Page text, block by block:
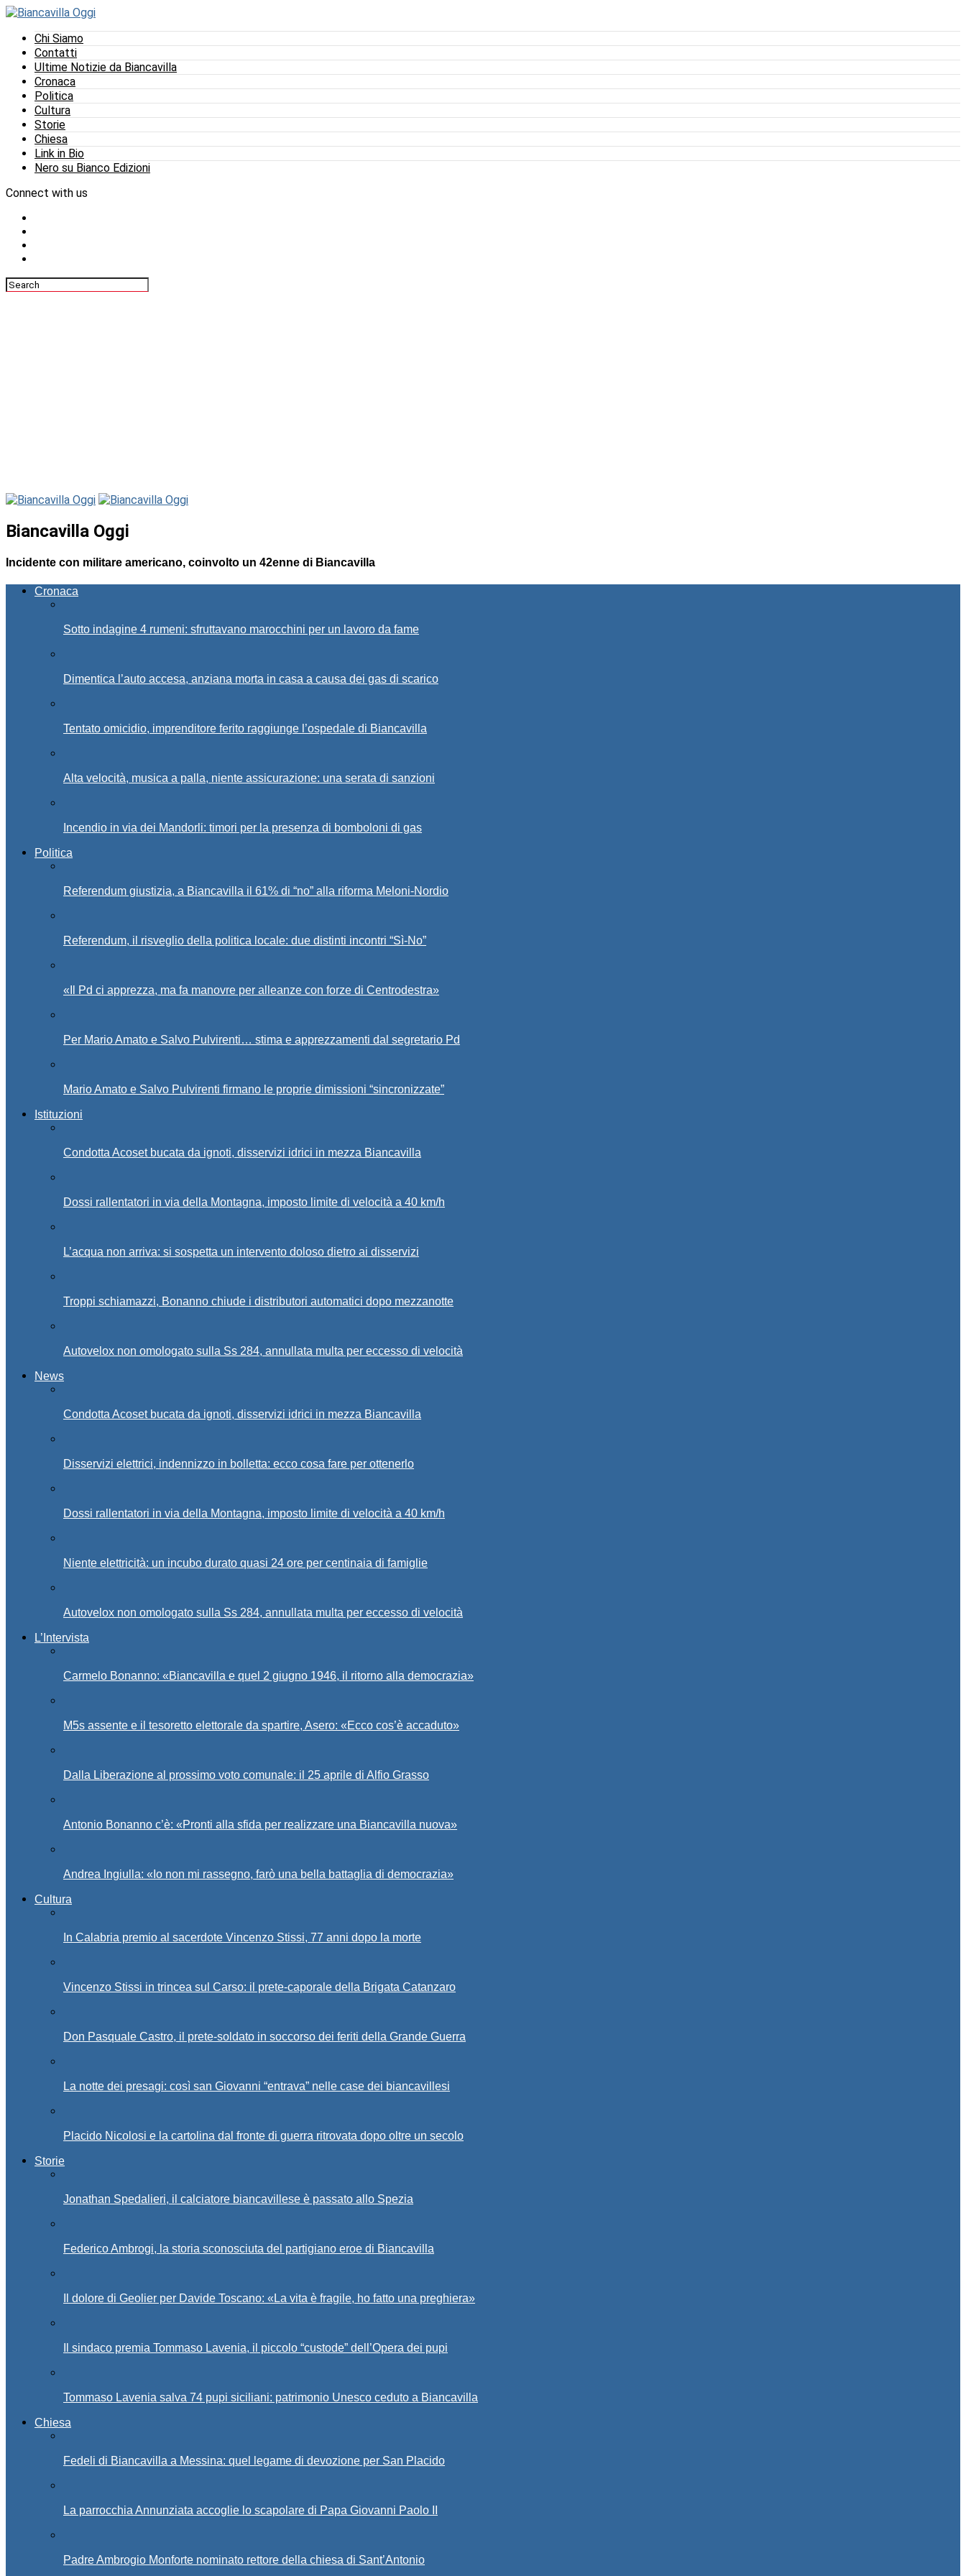
Chi Siamo
Contatti
Ultime Notizie da Biancavilla
Cronaca
Politica
Cultura
Storie
Chiesa
Link in Bio
Nero su Bianco Edizioni
Connect with us
Biancavilla Oggi
Incidente con militare americano, coinvolto un 42enne di Biancavilla
Cronaca
Sotto indagine 4 rumeni: sfruttavano marocchini per un lavoro da fame
Dimentica l’auto accesa, anziana morta in casa a causa dei gas di scarico
Tentato omicidio, imprenditore ferito raggiunge l’ospedale di Biancavilla
Alta velocità, musica a palla, niente assicurazione: una serata di sanzioni
Incendio in via dei Mandorli: timori per la presenza di bomboloni di gas
Politica
Referendum giustizia, a Biancavilla il 61% di “no” alla riforma Meloni-Nordio
Referendum, il risveglio della politica locale: due distinti incontri “Sì-No”
«Il Pd ci apprezza, ma fa manovre per alleanze con forze di Centrodestra»
Per Mario Amato e Salvo Pulvirenti… stima e apprezzamenti dal segretario Pd
Mario Amato e Salvo Pulvirenti firmano le proprie dimissioni “sincronizzate”
Istituzioni
Condotta Acoset bucata da ignoti, disservizi idrici in mezza Biancavilla
Dossi rallentatori in via della Montagna, imposto limite di velocità a 40 km/h
L’acqua non arriva: si sospetta un intervento doloso dietro ai disservizi
Troppi schiamazzi, Bonanno chiude i distributori automatici dopo mezzanotte
Autovelox non omologato sulla Ss 284, annullata multa per eccesso di velocità
News
Condotta Acoset bucata da ignoti, disservizi idrici in mezza Biancavilla
Disservizi elettrici, indennizzo in bolletta: ecco cosa fare per ottenerlo
Dossi rallentatori in via della Montagna, imposto limite di velocità a 40 km/h
Niente elettricità: un incubo durato quasi 24 ore per centinaia di famiglie
Autovelox non omologato sulla Ss 284, annullata multa per eccesso di velocità
L’Intervista
Carmelo Bonanno: «Biancavilla e quel 2 giugno 1946, il ritorno alla democrazia»
M5s assente e il tesoretto elettorale da spartire, Asero: «Ecco cos’è accaduto»
Dalla Liberazione al prossimo voto comunale: il 25 aprile di Alfio Grasso
Antonio Bonanno c’è: «Pronti alla sfida per realizzare una Biancavilla nuova»
Andrea Ingiulla: «Io non mi rassegno, farò una bella battaglia di democrazia»
Cultura
In Calabria premio al sacerdote Vincenzo Stissi, 77 anni dopo la morte
Vincenzo Stissi in trincea sul Carso: il prete-caporale della Brigata Catanzaro
Don Pasquale Castro, il prete-soldato in soccorso dei feriti della Grande Guerra
La notte dei presagi: così san Giovanni “entrava” nelle case dei biancavillesi
Placido Nicolosi e la cartolina dal fronte di guerra ritrovata dopo oltre un secolo
Storie
Jonathan Spedalieri, il calciatore biancavillese è passato allo Spezia
Federico Ambrogi, la storia sconosciuta del partigiano eroe di Biancavilla
Il dolore di Geolier per Davide Toscano: «La vita è fragile, ho fatto una preghiera»
Il sindaco premia Tommaso Lavenia, il piccolo “custode” dell’Opera dei pupi
Tommaso Lavenia salva 74 pupi siciliani: patrimonio Unesco ceduto a Biancavilla
Chiesa
Fedeli di Biancavilla a Messina: quel legame di devozione per San Placido
La parrocchia Annunziata accoglie lo scapolare di Papa Giovanni Paolo II
Padre Ambrogio Monforte nominato rettore della chiesa di Sant’Antonio